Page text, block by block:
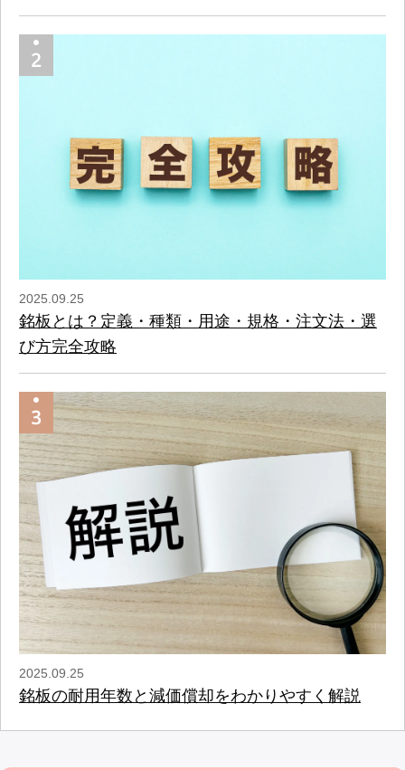
2025.09.25
銘板とは？定義・種類・用途・規格・注文法・選
び方完全攻略
2025.09.25
銘板の耐用年数と減価償却をわかりやすく解説